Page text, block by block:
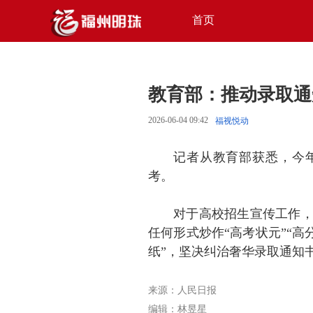
首页
教育部：推动录取
2026-06-04 09:42 福视悦动
记者从教育部获悉，今
考。
对于高校招生宣传工作
任何形式炒作“高考状元”“高
纸”，坚决纠治奢华录取通知
来源：人民日报
编辑：林昱星